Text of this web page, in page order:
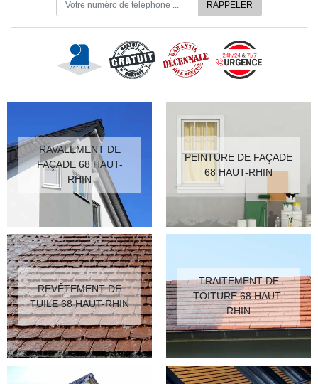
RAVALEMENT DE
FAÇADE 68 HAUT-
RHIN
PEINTURE DE FAÇADE
68 HAUT-RHIN
REVÊTEMENT DE
TUILE 68 HAUT-RHIN
TRAITEMENT DE
TOITURE 68 HAUT-
RHIN